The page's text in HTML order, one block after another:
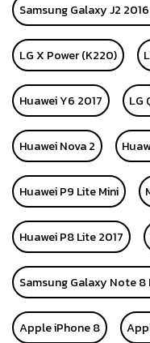
Samsung Galaxy J2
LG X Power (K220)
Huawei Y6 2017 LG
Huawei Nova 2
Huawei P9 Lite Mini
Huawei P8 Lite 2017
Samsung Galaxy Note 8
Apple iPhone 8